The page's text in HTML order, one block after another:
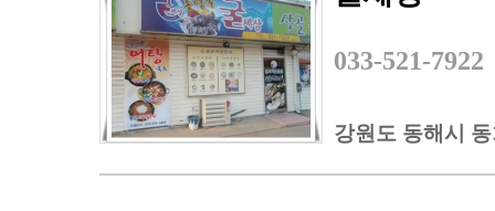
033-521-7922
강원도 동해시